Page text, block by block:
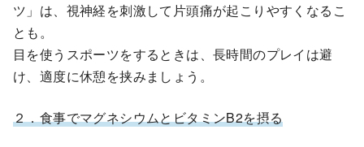
ツ」は、視神経を刺激して片頭痛が起こりやすくなるこ
とも。
目を使うスポーツをするときは、長時間のプレイは避
け、適度に休憩を挟みましょう。
２．食事でマグネシウムとビタミンB2を摂る